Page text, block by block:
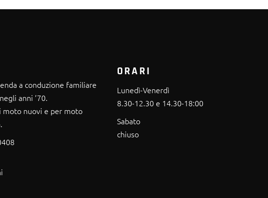
a conduzione familiare
anni ’70.
moto nuovi e per moto
ORARI
Lunedì-Venerdì
8.30-12.30 e 14.30-18:00
Sabato
chiuso